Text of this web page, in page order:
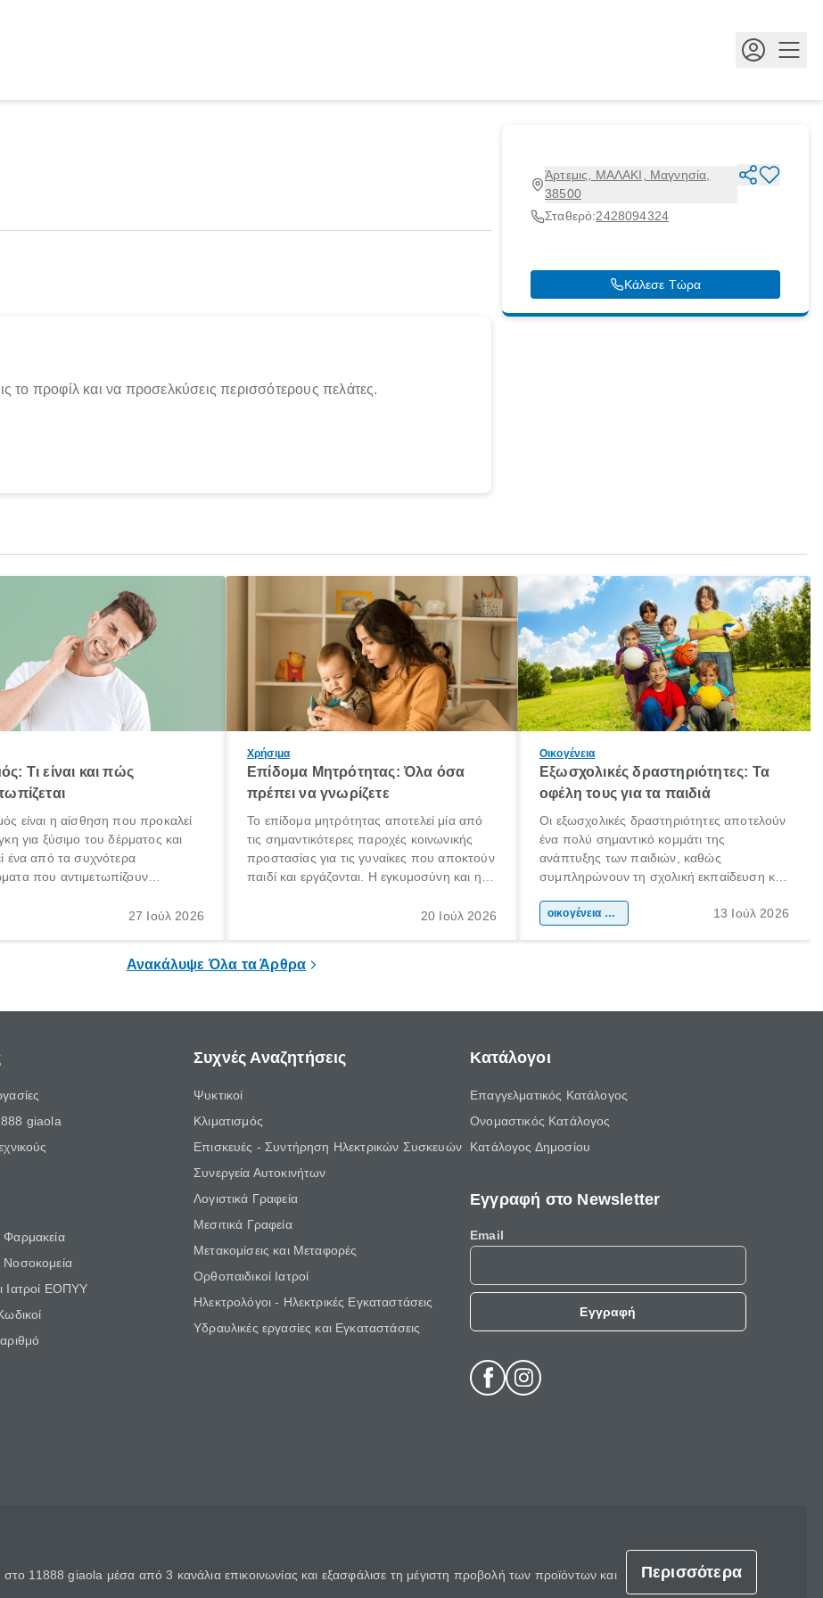
Άρτεμις, ΜΑΛΑΚΙ, Μαγνησία,
38500
Σταθερό:2428094324
Κάλεσε Τώρα
το προφίλ και να προσελκύσεις περισσότερους πελάτες.
Τι είναι και πώς
είναι η αίσθηση που προκαλεί
για ξύσιμο του δέρματος και
ένα από τα συχνότερα
που αντιμετωπίζουν
για το «κνησμός τι είναι»,
27 Ιούλ 2026
Χρήσιμα
Επίδομα Μητρότητας: Όλα όσα
πρέπει να γνωρίζετε
Το επίδομα μητρότητας αποτελεί μία από
τις σημαντικότερες παροχές κοινωνικής
προστασίας για τις γυναίκες που αποκτούν
παιδί και εργάζονται. Η εγκυμοσύνη και η
σημαντική περίοδος στη ζωή κάθε20 Ιούλ 2026
Οικογένεια
Εξωσχολικές δραστηριότητες: Τα
οφέλη τους για τα παιδιά
Οι εξωσχολικές δραστηριότητες αποτελούν
ένα πολύ σημαντικό κομμάτι της
ανάπτυξης των παιδιών, καθώς
συμπληρώνουν τη σχολική εκπαίδευση και
της προσωπικότητας, της κοινωνικότητας
οικογένεια & παιδί 13 Ιούλ 2026
Ανακάλυψε Όλα τα Άρθρα
giaola
Ιατροί ΕΟΠΥΥ
Συχνές Αναζητήσεις
Ψυκτικοί
Κλιματισμός
Επισκευές - Συντήρηση Ηλεκτρικών Συσκευών
Συνεργεία Αυτοκινήτων
Λογιστικά Γραφεία
Μεσιτικά Γραφεία
Μετακομίσεις και Μεταφορές
Ορθοπαιδικοί Ιατροί
Ηλεκτρολόγοι - Ηλεκτρικές Εγκαταστάσεις
Υδραυλικές εργασίες και Εγκαταστάσεις
Κατάλογοι
Επαγγελματικός Κατάλογος
Ονομαστικός Κατάλογος
Κατάλογος Δημοσίου
Εγγραφή στο Newsletter
Email
Εγγραφή
11888 giaola μέσα από 3 κανάλια επικοινωνίας και εξασφάλισε τη μέγιστη προβολή των προϊόντων και
Περισσότερα